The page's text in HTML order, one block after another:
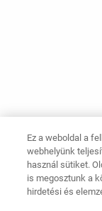
Ez a weboldal a
webhelyünk
használ sütiket.
is megosztunk a
hirdetési és